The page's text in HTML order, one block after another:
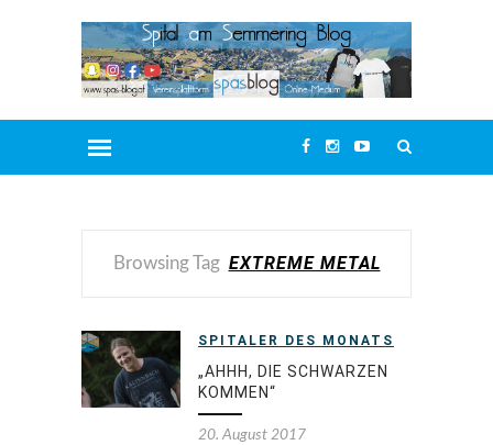
Browsing Tag EXTREME METAL
SPITALER DES MONATS
„AHHH, DIE SCHWARZEN
KOMMEN“
20. August 2017